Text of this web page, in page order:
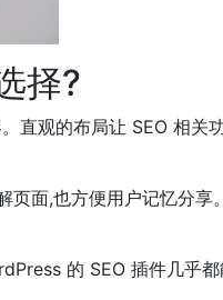
择?
直观的布局让 SEO 相关
页面,也方便用户记忆分享
的 SEO 插件几乎